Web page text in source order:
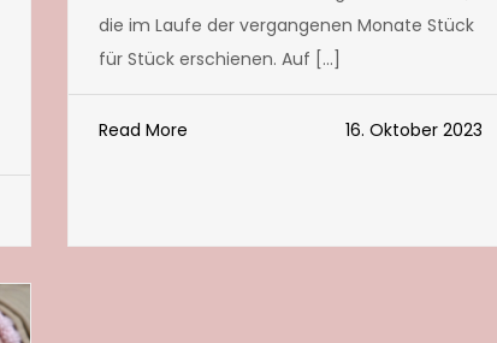
die im Laufe der vergangenen Monate Stück
für Stück erschienen. Auf […]
Read More 16. Oktober 2023